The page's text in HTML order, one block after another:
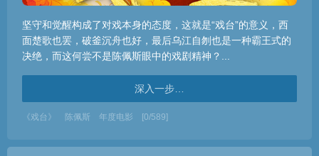
坚守和觉醒构成了对戏本身的态度，这就是“戏台”的意义，西
面楚歌也罢，破釜沉舟也好，最后乌江自刎也是一种霸王式的
决绝，而这何尝不是陈佩斯眼中的戏剧精神？...
深入一步…
《戏台》 陈佩斯 年度电影 [0/589]